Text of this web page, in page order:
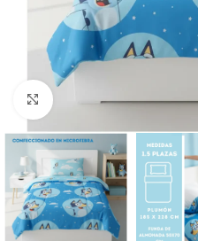
Click to enlarge